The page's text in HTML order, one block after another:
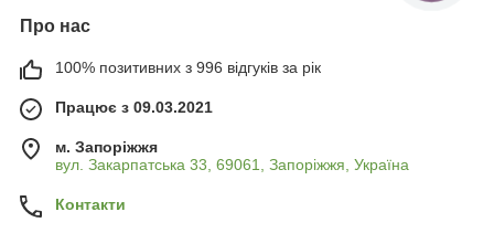
Про нас
100% позитивних з 996 відгуків за рік
Працює з 09.03.2021
м. Запоріжжя
вул. Закарпатська 33, 69061, Запоріжжя, Україна
Контакти